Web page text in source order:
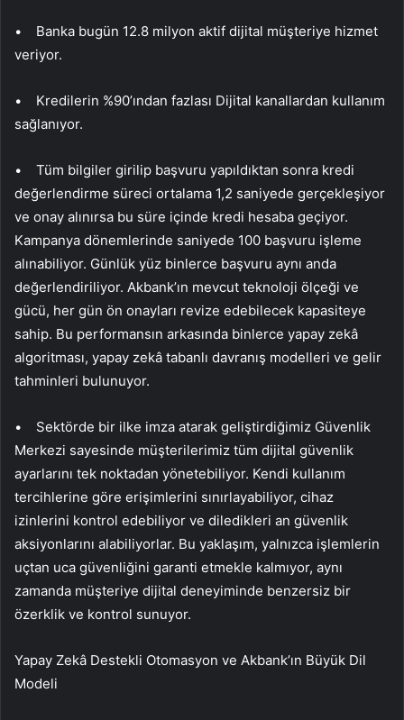
• Banka bugün 12.8 milyon aktif dijital müşteriye hizmet
veriyor.
• Kredilerin %90’ından fazlası Dijital kanallardan kullanım
sağlanıyor.
• Tüm bilgiler girilip başvuru yapıldıktan sonra kredi
değerlendirme süreci ortalama 1,2 saniyede gerçekleşiyor
ve onay alınırsa bu süre içinde kredi hesaba geçiyor.
Kampanya dönemlerinde saniyede 100 başvuru işleme
alınabiliyor. Günlük yüz binlerce başvuru aynı anda
değerlendiriliyor. Akbank’ın mevcut teknoloji ölçeği ve
gücü, her gün ön onayları revize edebilecek kapasiteye
sahip. Bu performansın arkasında binlerce yapay zekâ
algoritması, yapay zekâ tabanlı davranış modelleri ve gelir
tahminleri bulunuyor.
• Sektörde bir ilke imza atarak geliştirdiğimiz Güvenlik
Merkezi sayesinde müşterilerimiz tüm dijital güvenlik
ayarlarını tek noktadan yönetebiliyor. Kendi kullanım
tercihlerine göre erişimlerini sınırlayabiliyor, cihaz
izinlerini kontrol edebiliyor ve diledikleri an güvenlik
aksiyonlarını alabiliyorlar. Bu yaklaşım, yalnızca işlemlerin
uçtan uca güvenliğini garanti etmekle kalmıyor, aynı
zamanda müşteriye dijital deneyiminde benzersiz bir
özerklik ve kontrol sunuyor.
Yapay Zekâ Destekli Otomasyon ve Akbank’ın Büyük Dil
Modeli